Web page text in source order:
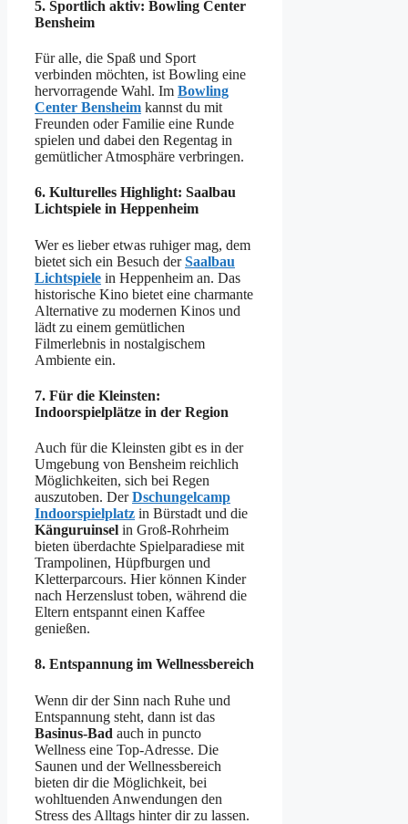
5. Sportlich aktiv: Bowling Center
Bensheim
Für alle, die Spaß und Sport
verbinden möchten, ist Bowling eine
hervorragende Wahl. Im Bowling
Center Bensheim kannst du mit
Freunden oder Familie eine Runde
spielen und dabei den Regentag in
gemütlicher Atmosphäre verbringen.
6. Kulturelles Highlight: Saalbau
Lichtspiele in Heppenheim
Wer es lieber etwas ruhiger mag, dem
bietet sich ein Besuch derSaalbau
Lichtspiele in Heppenheim an. Das
historische Kino bietet eine charmante
Alternative zu modernen Kinos und
lädt zu einem gemütlichen
Filmerlebnis in nostalgischem
Ambiente ein.
7. Für die Kleinsten:
Indoorspielplätze in der Region
Auch für die Kleinsten gibt es in der
Umgebung von Bensheim reichlich
Möglichkeiten, sich bei Regen
auszutoben. DerDschungelcamp
Indoorspielplatz in Bürstadt und die
Känguruinsel in Groß-Rohrheim
bieten überdachte Spielparadiese mit
Trampolinen, Hüpfburgen und
Kletterparcours. Hier können Kinder
nach Herzenslust toben, während die
Eltern entspannt einen Kaffee
genießen.
8. Entspannung im Wellnessbereich
Wenn dir der Sinn nach Ruhe und
Entspannung steht, dann ist das
Basinus-Bad auch in puncto
Wellness eine Top-Adresse. Die
Saunen und der Wellnessbereich
bieten dir die Möglichkeit, bei
wohltuenden Anwendungen den
Stress des Alltags hinter dir zu lassen.